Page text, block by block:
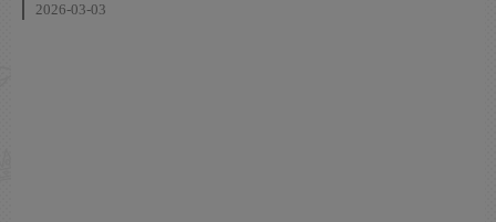
2026-03-03